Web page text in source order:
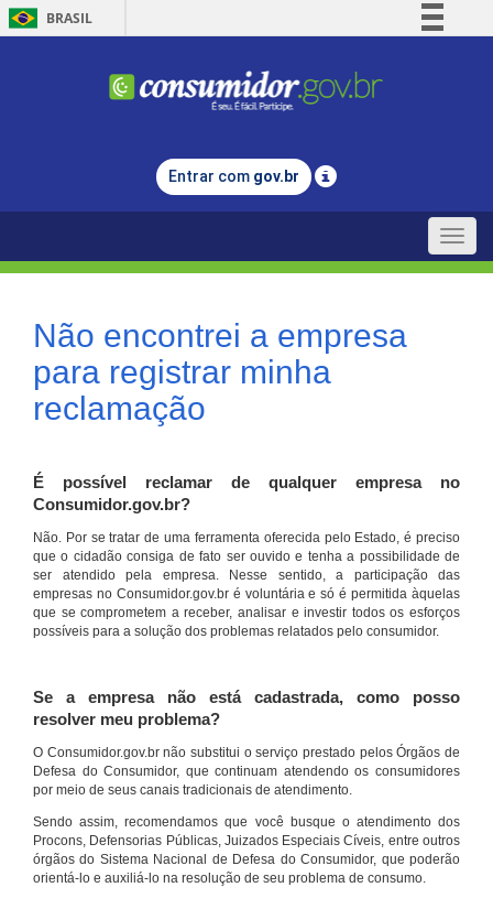
BRASIL
Comunica BR
Legislação
Entrar com gov.br
Toggle
Não encontrei a empresa
para registrar minha
reclamação
É possível reclamar de qualquer empresa no
Consumidor.gov.br?
Não. Por se tratar de uma ferramenta oferecida pelo Estado, é preciso
que o cidadão consiga de fato ser ouvido e tenha a possibilidade de
ser atendido pela empresa. Nesse sentido, a participação das
empresas no Consumidor.gov.br é voluntária e só é permitida àquelas
que se comprometem a receber, analisar e investir todos os esforços
possíveis para a solução dos problemas relatados pelo consumidor.
Se a empresa não está cadastrada, como posso
resolver meu problema?
O Consumidor.gov.br não substitui o serviço prestado pelos Órgãos de
Defesa do Consumidor, que continuam atendendo os consumidores
por meio de seus canais tradicionais de atendimento.
Sendo assim, recomendamos que você busque o atendimento dos
Procons, Defensorias Públicas, Juizados Especiais Cíveis, entre outros
órgãos do Sistema Nacional de Defesa do Consumidor, que poderão
orientá-lo e auxiliá-lo na resolução de seu problema de consumo.